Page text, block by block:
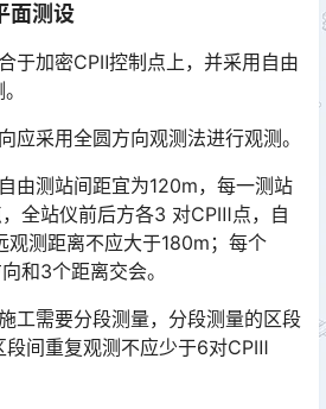
面测设
加密CPⅡ控制点上，并采用自由
采用全圆方向观测法进行观测。
测站间距宜为120m，每一测站
全站仪前后方各3 对CPⅢ点，自
测距离不应大于180m；每个
和3个距离交会。󠅅󠅃󠄵󠅂󠄪󠇖󠆨󠆨󠇕󠆞󠆒󠅬󠇘󠆭󠆘󠇙󠆝󠅵󠇗󠆭󠆁󠄐󠇗󠅹󠅸󠇖󠆍󠅳󠇖󠅹󠅰󠇖󠆌󠅹
需要分段测量，分段测量的区段
间重复观测不应少于6对CPⅢ